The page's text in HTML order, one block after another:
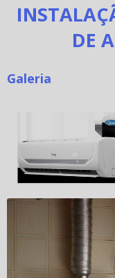
DE
Galeria